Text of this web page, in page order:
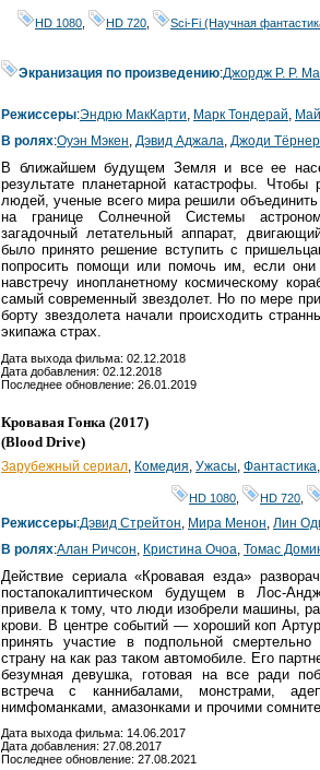
HD 1080 HD 720 Sci-Fi (Научная
Экранизация по произведению:Джордж Р. Р.
Режиссеры:Эндрю МакКарти, Марк Тондерай,
В ролях:Оуэн Мэкен, Дэвид Аджала, Джоди
В ближайшем будущем Земля и все ее
результате планетарной катастрофы. Чтобы
людей, ученые всего мира решили
на границе Солнечной Системы
загадочный летательный аппарат,
было принято решение вступить с
попросить помощи или помочь им, если
навстречу инопланетному космическому
самый современный звездолет. Но по мере
борту звездолета начали происходить
экипажа страх.
Дата выхода фильма: 02.12.2018
Дата добавления: 02.12.2018
Последнее обновление: 26.01.2019
Кровавая Гонка (2017)
(Blood Drive)
Зарубежный сериал Комедия Ужасы Фантастика
HD 1080 HD 720
Режиссеры:Дэвид Стрейтон Мира Менон Лин
В ролях:Алан Ричсон Кристина Очоа Томас
Действие сериала «Кровавая езда»
постапокалиптическом будущем в Лос-
привела к тому, что люди изобрели машины,
крови. В центре событий — хороший коп
принять участие в подпольной
страну на как раз таком автомобиле. Его
безумная девушка, готовая на все ради
встреча с каннибалами, монстрами,
нимфоманками, амазонками и прочими
Дата выхода фильма: 14.06.2017
Дата добавления: 27.08.2017
Последнее обновление: 27.08.2021